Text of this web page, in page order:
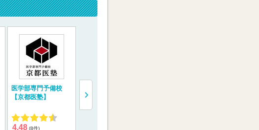
医学部専門予備校
【京都医塾】
4.48 (8件)
門予備校【メディカ